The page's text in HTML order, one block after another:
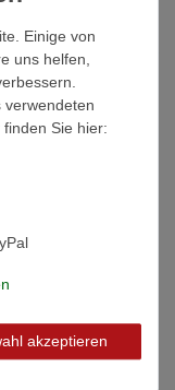
30cm

Herbst- und
Einige von
uns helfen,
verwendeten
Sie hier:
akzeptieren